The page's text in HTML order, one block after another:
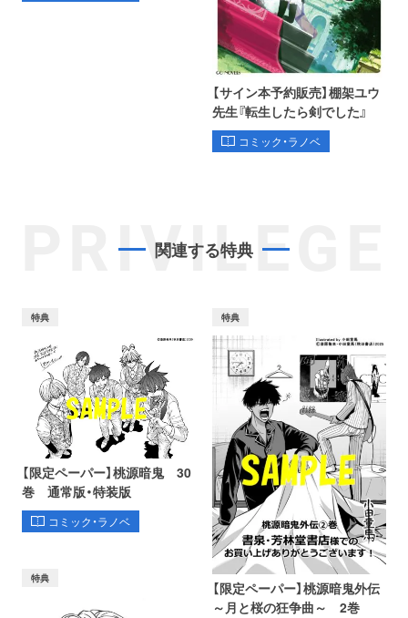
【サイン本予約販売】棚架ユウ
先生『転生したら剣でした』
コミック・ラノベ
PRIVILEGE
関連する特典
特典
【限定ペーパー】桃源暗鬼 30
巻 通常版・特装版
コミック・ラノベ
特典
【限定ペーパー】桃源暗鬼外伝
～月と桜の狂争曲～ 2巻
特典